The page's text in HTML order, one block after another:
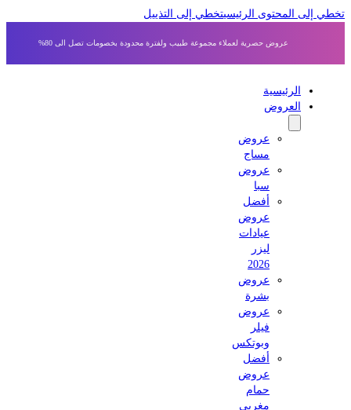
إلى المحتوى الرئيسي تخطي إلى التذييل
عروض حصرية لعملاء مجموعة طبيب ولفترة محدودة بخصومات تصل الى 80%
الرئيسية
العروض
عروض
مساج
عروض
أفضل
عروض
عيادات
2026
عروض
بشرة
عروض
وبوتكس
أفضل
عروض
حمام
مغربي